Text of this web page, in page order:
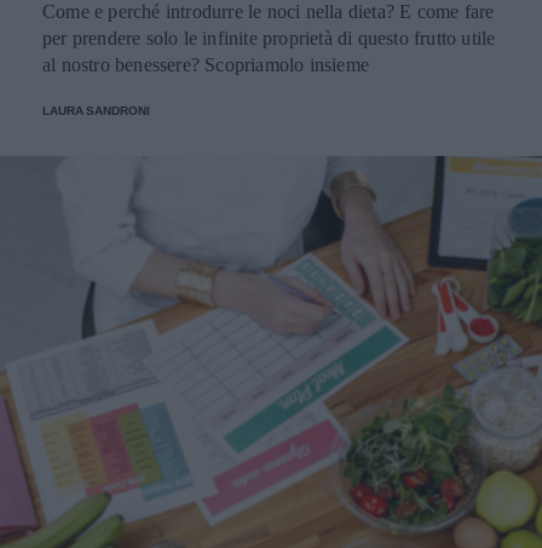
Come e perché introdurre le noci nella dieta? E come fare
per prendere solo le infinite proprietà di questo frutto utile
al nostro benessere? Scopriamolo insieme
LAURA SANDRONI